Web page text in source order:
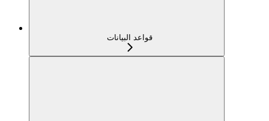
قواعد البيانات